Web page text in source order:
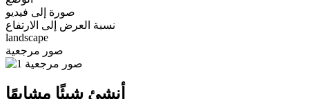
صورة إلى فيديو
نسبة العرض إلى الارتفاع
landscape
صور مرجعية
أنشئ شيئًا مشابهًا